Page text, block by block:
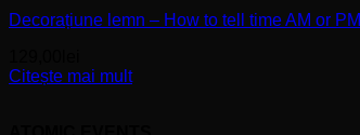
Decorațiune lemn – How to tell time AM or PM
Citește mai mult